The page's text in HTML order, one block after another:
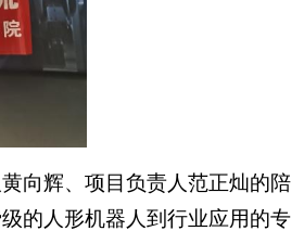
向辉、项目负责人范正灿的陪
的人形机器人到行业应用的专